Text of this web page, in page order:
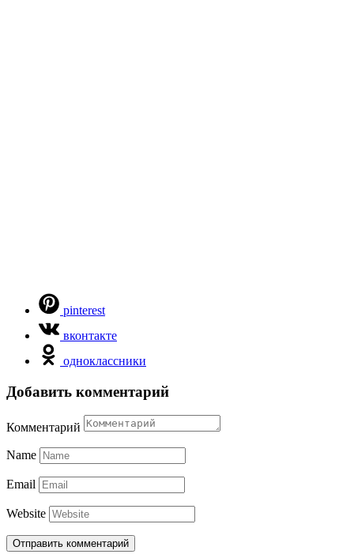
pinterest
вконтакте
одноклассники
Добавить комментарий
Комментарий
Name
Email
Website